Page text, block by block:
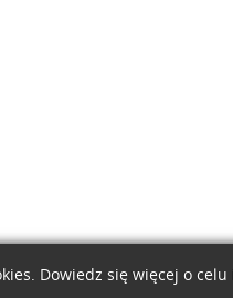
Dowiedz się więcej o